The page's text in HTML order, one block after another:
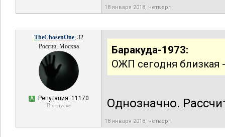
18 января 2018, четверг
TheChosenOne, 32
Россия, Москва
А Репутация: 11170
В отпуске
Баракуда-1973:
ОЖП сегодня близкая
Однозначно.
18 января 2018, четверг